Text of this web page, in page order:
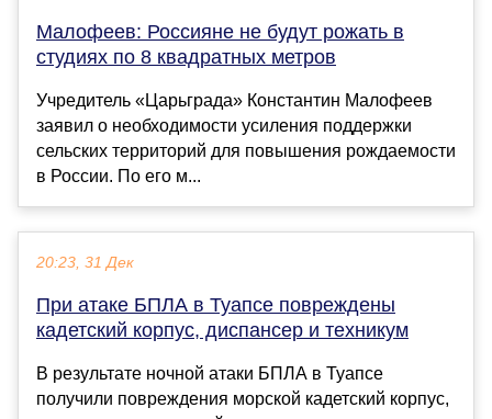
Малофеев: Россияне не будут рожать в
студиях по 8 квадратных метров
Учредитель «Царьграда» Константин Малофеев
заявил о необходимости усиления поддержки
сельских территорий для повышения рождаемости
в России. По его м...
20:23, 31 Дек
При атаке БПЛА в Туапсе повреждены
кадетский корпус, диспансер и техникум
В результате ночной атаки БПЛА в Туапсе
получили повреждения морской кадетский корпус,